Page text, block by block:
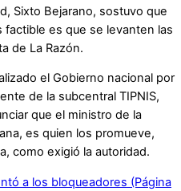
Sixto Bejarano, sostuvo que
factible es que se levanten las
de La Razón.
el Gobierno nacional por
de la subcentral TIPNIS,
que el ministro de la
es quien los promueve,
como exigió la autoridad.
a los bloqueadores (Página